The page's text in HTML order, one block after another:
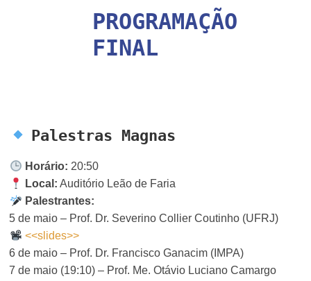
PROGRAMAÇÃO
FINAL
Palestras Magnas
Horário: 20:50
Local: Auditório Leão de Faria
Palestrantes:
5 de maio – Prof. Dr. Severino Collier Coutinho (UFRJ)
<<slides>>
6 de maio – Prof. Dr. Francisco Ganacim (IMPA)
7 de maio (19:10) – Prof. Me. Otávio Luciano Camargo